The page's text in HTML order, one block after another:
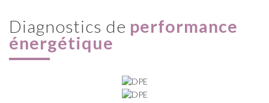
diagnostics de performance
énergétique